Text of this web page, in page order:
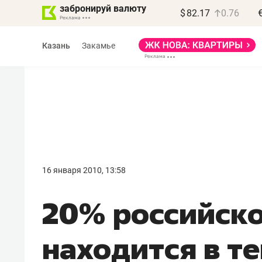
забронируй валюту $ 82.17 0.76
Казань Закамье
16 января 2010, 13:58
20%
находится в
правил, бизнес может
потерять минимум